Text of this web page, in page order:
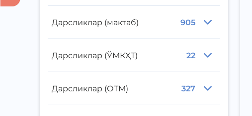
Дарсликлар (мактаб) 905
Дарсликлар (ЎМКҲТ) 22
Дарсликлар (ОТМ) 327